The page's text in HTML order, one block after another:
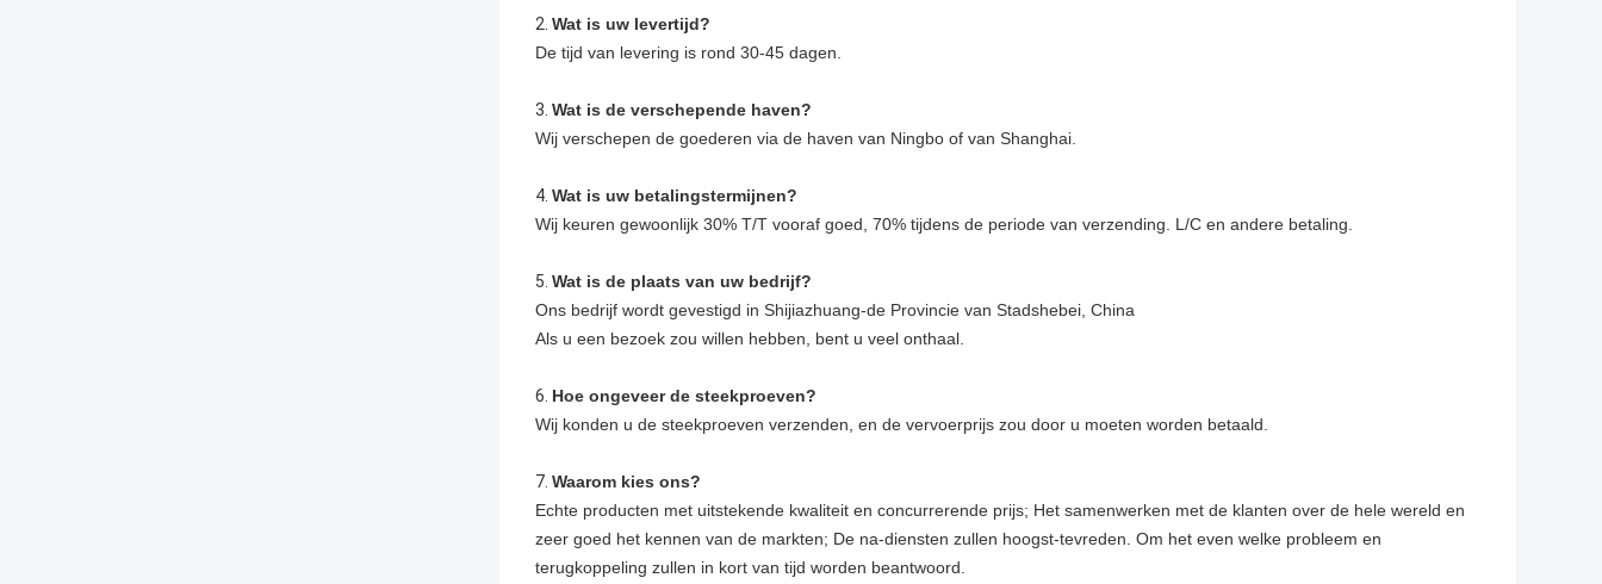
2. Wat is uw levertijd?
De tijd van levering is rond 30-45 dagen.
3. Wat is de verschepende haven?
Wij verschepen de goederen via de haven van Ningbo of van Shanghai.
4. Wat is uw betalingstermijnen?
Wij keuren gewoonlijk 30% T/T vooraf goed, 70% tijdens de periode van verzending. L/C en andere betaling.
5. Wat is de plaats van uw bedrijf?
Ons bedrijf wordt gevestigd in Shijiazhuang-de Provincie van Stadshebei, China
Als u een bezoek zou willen hebben, bent u veel onthaal.
6. Hoe ongeveer de steekproeven?
Wij konden u de steekproeven verzenden, en de vervoerprijs zou door u moeten worden betaald.
7. Waarom kies ons?
Echte producten met uitstekende kwaliteit en concurrerende prijs; Het samenwerken met de klanten over de hele wereld en
zeer goed het kennen van de markten; De na-diensten zullen hoogst-tevreden. Om het even welke probleem en
terugkoppeling zullen in kort van tijd worden beantwoord.